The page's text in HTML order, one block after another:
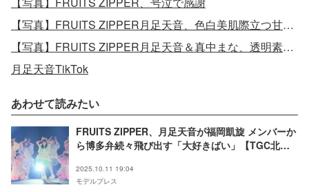
【写真】FRUITS ZIPPER月足天音、色白美肌際立つ甘めランジェリー姿
【写真】FRUITS ZIPPER月足天音＆真中まな、透明素肌際立つお風呂グラビア
月足天音TikTok
あわせて読みたい
FRUITS ZIPPER、月足天音が福岡凱旋 メンバーか
ら博多弁続々飛び出す「大好きばい」【TGC北九
2025.10.11 19:04
モデルプレス